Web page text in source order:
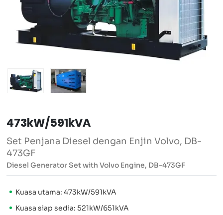
473kW/591kVA
Set Penjana Diesel dengan Enjin Volvo, DB-
473GF
Diesel Generator Set with Volvo Engine, DB-473GF
Kuasa utama: 473kW/591kVA
Kuasa siap sedia: 521kW/651kVA